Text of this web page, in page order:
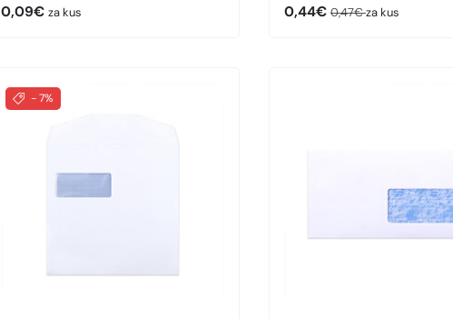
Bežná cena
0,09€ za kus
Predajná cena
0,44€ Bežná cena
0,47€za kus
- 7%